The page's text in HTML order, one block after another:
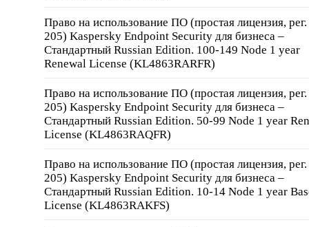
Право на использование ПО (простая лицензия,
205) Kaspersky Endpoint Security для бизнеса –
Стандартный Russian Edition. 100-149 Node 1 year
Renewal License (KL4863RARFR)
Право на использование ПО (простая лицензия,
205) Kaspersky Endpoint Security для бизнеса –
Стандартный Russian Edition. 50-99 Node 1 year
License (KL4863RAQFR)
Право на использование ПО (простая лицензия,
205) Kaspersky Endpoint Security для бизнеса –
Стандартный Russian Edition. 10-14 Node 1 year
License (KL4863RAKFS)